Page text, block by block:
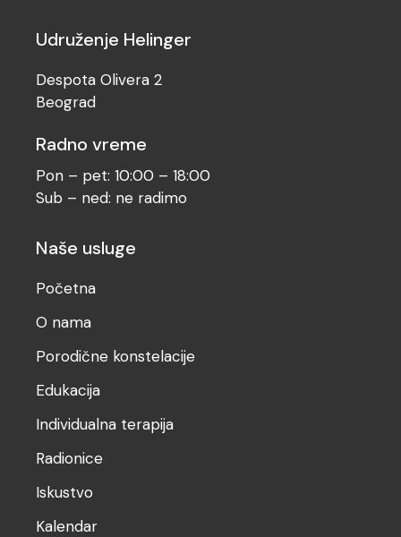
Udruženje Helinger
Despota Olivera 2
Beograd
Radno vreme
Pon – pet: 10:00 – 18:00
Sub – ned: ne radimo
Naše usluge
Početna
O nama
Porodične konstelacije
Edukacija
Individualna terapija
Radionice
Iskustvo
Kalendar